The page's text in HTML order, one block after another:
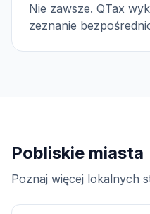
Nie zawsze. QTax
zeznanie
Pobliskie miasta
Poznaj więcej lokalnych